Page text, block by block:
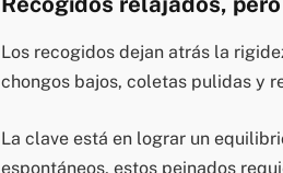
Los recogidos dejan atrás la
chongos bajos, coletas pulidas y
La clave está en lograr un
espontáneos, estos peinados